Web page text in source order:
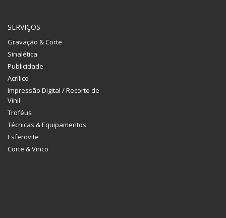
SERVIÇOS
Gravação & Corte
Sinalética
Publicidade
Acrílico
Impressão Digital / Recorte de
Vinil
Troféus
Técnicas & Equipamentos
Esferovite
Corte & Vinco